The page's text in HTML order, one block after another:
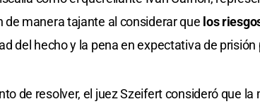
de manera tajante al considerar que los
del hecho y la pena en expectativa de
de resolver, el juez Szeifert consideró que